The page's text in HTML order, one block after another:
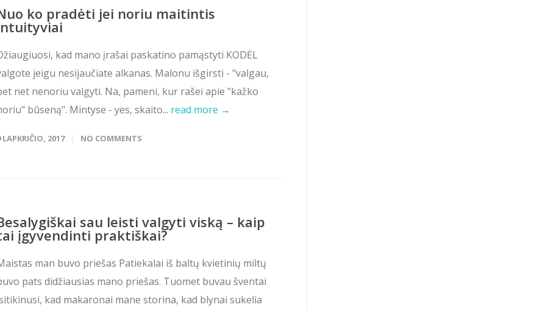
ko pradėti jei noriu maitintis
kad mano įrašai paskatino pamąstyti KODĖL
jeigu nesijaučiate alkanas. Malonu išgirsti - "valgau,
net nenoriu valgyti. Na, pameni, kur rašei apie "kažko
būseną". Mintyse - yes, skaito... read more →
LAPKRIČIO, 2017 NO COMMENTS
sau leisti valgyti viską – kaip
įgyvendinti praktiškai?
man buvo priešas Patiekalai iš baltų kvietinių miltų
pats didžiausias mano priešas. Tuomet buvau šventai
kad makaronai mane storina, kad blynai sukelia